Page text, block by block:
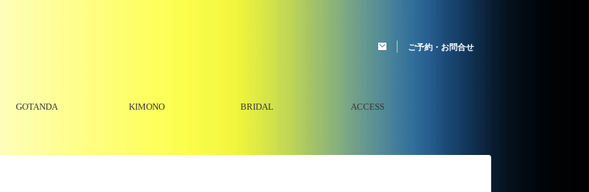
ご予約・お問合せ
GOTANDA KIMONO BRIDAL ACCESS